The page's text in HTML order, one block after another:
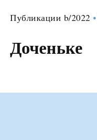
Публикации b/2022
Доченьке